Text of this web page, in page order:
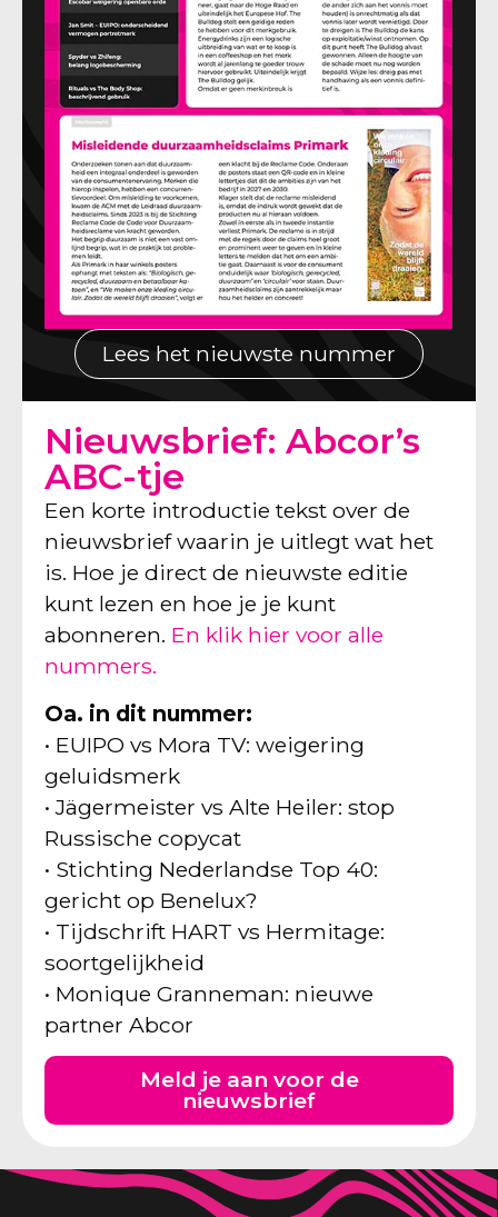
Lees het nieuwste nummer
Nieuwsbrief: Abcor’s
ABC-tje
Een korte introductie tekst over de
nieuwsbrief waarin je uitlegt wat het
is. Hoe je direct de nieuwste editie
kunt lezen en hoe je je kunt
abonneren. En klik hier voor alle
nummers.
Oa. in dit nummer:
• EUIPO vs Mora TV: weigering
geluidsmerk
• Jägermeister vs Alte Heiler: stop
Russische copycat
• Stichting Nederlandse Top 40:
gericht op Benelux?
• Tijdschrift HART vs Hermitage:
soortgelijkheid
• Monique Granneman: nieuwe
partner Abcor
Meld je aan voor de
nieuwsbrief